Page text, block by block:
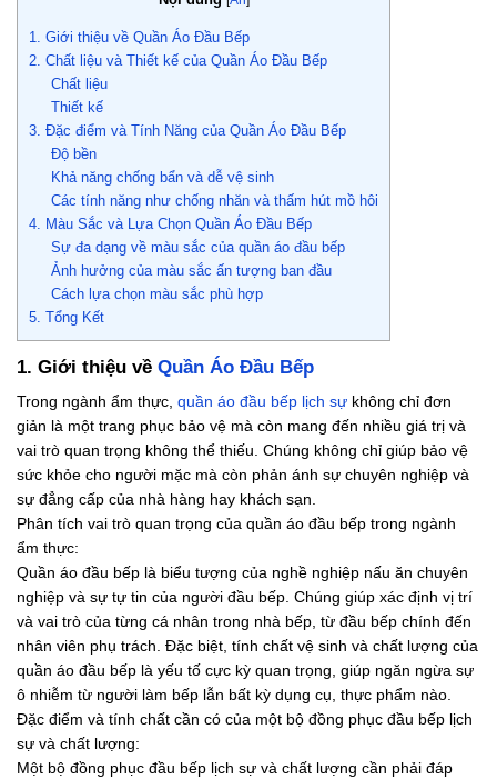
1. Giới thiệu về Quần Áo Đầu Bếp
2. Chất liệu và Thiết kế của Quần Áo Đầu Bếp
Chất liệu
Thiết kế
3. Đặc điểm và Tính Năng của Quần Áo Đầu Bếp
Độ bền
Khả năng chống bẩn và dễ vệ sinh
Các tính năng như chống nhăn và thấm hút mồ hôi
4. Màu Sắc và Lựa Chọn Quần Áo Đầu Bếp
Sự đa dạng về màu sắc của quần áo đầu bếp
Ảnh hưởng của màu sắc ấn tượng ban đầu
Cách lựa chọn màu sắc phù hợp
5. Tổng Kết
1. Giới thiệu về Quần Áo Đầu Bếp
Trong ngành ẩm thực, quần áo đầu bếp lịch sự không chỉ đơn
giản là một trang phục bảo vệ mà còn mang đến nhiều giá trị và
vai trò quan trọng không thể thiếu. Chúng không chỉ giúp bảo vệ
sức khỏe cho người mặc mà còn phản ánh sự chuyên nghiệp và
sự đẳng cấp của nhà hàng hay khách sạn.
Phân tích vai trò quan trọng của quần áo đầu bếp trong ngành
ẩm thực:
Quần áo đầu bếp là biểu tượng của nghề nghiệp nấu ăn chuyên
nghiệp và sự tự tin của người đầu bếp. Chúng giúp xác định vị trí
và vai trò của từng cá nhân trong nhà bếp, từ đầu bếp chính đến
nhân viên phụ trách. Đặc biệt, tính chất vệ sinh và chất lượng của
quần áo đầu bếp là yếu tố cực kỳ quan trọng, giúp ngăn ngừa sự
ô nhiễm từ người làm bếp lẫn bất kỳ dụng cụ, thực phẩm nào.
Đặc điểm và tính chất cần có của một bộ đồng phục đầu bếp lịch
sự và chất lượng:
Một bộ đồng phục đầu bếp lịch sự và chất lượng cần phải đáp